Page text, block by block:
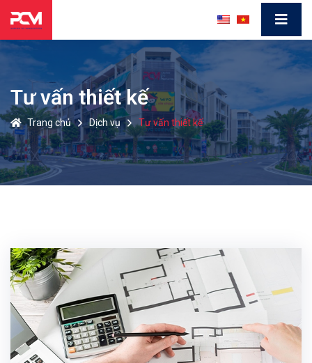
Tư vấn thiết kế
Trang chủ Dịch vụ Tư vấn thiết kế